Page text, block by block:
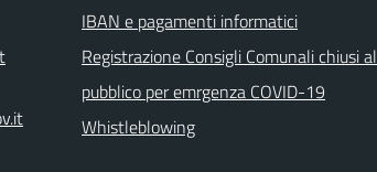
IBAN e pagamenti informatici
Registrazione Consigli Comunali chiusi al
pubblico per emrgenza COVID-19
Whistleblowing